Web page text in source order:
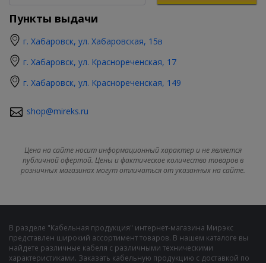
Пункты выдачи
г. Хабаровск, ул. Хабаровская, 15в
г. Хабаровск, ул. Краснореченская, 17
г. Хабаровск, ул. Краснореченская, 149
shop@mireks.ru
Цена на сайте носит информационный характер и не является
публичной офертой. Цены и фактическое количество товаров в
розничных магазинах могут отличаться от указанных на сайте.
В разделе "Кабельная продукция" интернет-магазина Мирэкс
представлен широкий ассортимент товаров. В нашем каталоге вы
найдете различные кабеля с различными техническими
характеристиками. Заказать кабельную продукцию с доставкой по